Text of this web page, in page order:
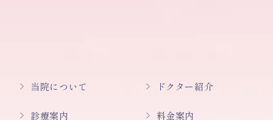
当院について ドクター紹介
診療案内 料金案内